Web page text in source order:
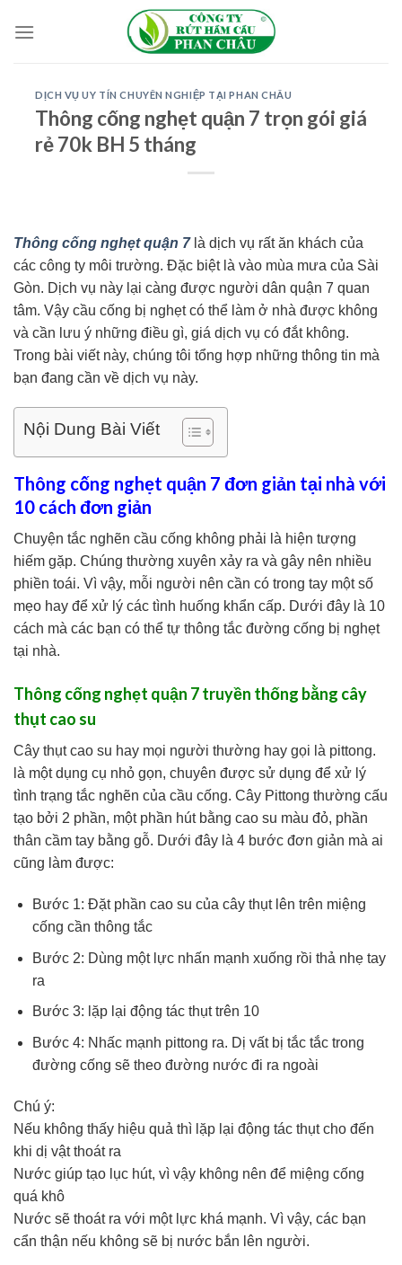
DỊCH VỤ UY TÍN CHUYÊN NGHIỆP TẠI PHAN CHÂU
Thông cống nghẹt quận 7 trọn gói giá
rẻ 70k BH 5 tháng
Thông cống nghẹt quận 7là dịch vụ rất ăn khách của
các công ty môi trường. Đặc biệt là vào mùa mưa của Sài
Gòn. Dịch vụ này lại càng được người dân quận 7 quan
tâm. Vậy cầu cống bị nghẹt có thể làm ở nhà được không
và cần lưu ý những điều gì, giá dịch vụ có đắt không.
Trong bài viết này, chúng tôi tổng hợp những thông tin mà
bạn đang cần về dịch vụ này.
Nội Dung Bài Viết
Thông cống nghẹt quận 7 đơn giản tại nhà với
10 cách đơn giản
Chuyện tắc nghẽn cầu cống không phải là hiện tượng
hiếm gặp. Chúng thường xuyên xảy ra và gây nên nhiều
phiền toái. Vì vậy, mỗi người nên cần có trong tay một số
mẹo hay để xử lý các tình huống khẩn cấp. Dưới đây là 10
cách mà các bạn có thể tự thông tắc đường cống bị nghẹt
tại nhà.
Thông cống nghẹt quận 7 truyền thống bằng cây
thụt cao su
Cây thụt cao su hay mọi người thường hay gọi là pittong.
là một dụng cụ nhỏ gọn, chuyên được sử dụng để xử lý
tình trạng tắc nghẽn của cầu cống. Cây Pittong thường cấu
tạo bởi 2 phần, một phần hút bằng cao su màu đỏ, phần
thân cầm tay bằng gỗ. Dưới đây là 4 bước đơn giản mà ai
cũng làm được:
Bước 1: Đặt phần cao su của cây thụt lên trên miệng
cống cần thông tắc
Bước 2: Dùng một lực nhấn mạnh xuống rồi thả nhẹ tay
ra
Bước 3: lặp lại động tác thụt trên 10
Bước 4: Nhấc mạnh pittong ra. Dị vất bị tắc tắc trong
đường cống sẽ theo đường nước đi ra ngoài
Chú ý:
Nếu không thấy hiệu quả thì lặp lại động tác thụt cho đến
khi dị vật thoát ra
Nước giúp tạo lục hút, vì vậy không nên để miệng cống
quá khô
Nước sẽ thoát ra với một lực khá mạnh. Vì vậy, các bạn
cẩn thận nếu không sẽ bị nước bắn lên người.